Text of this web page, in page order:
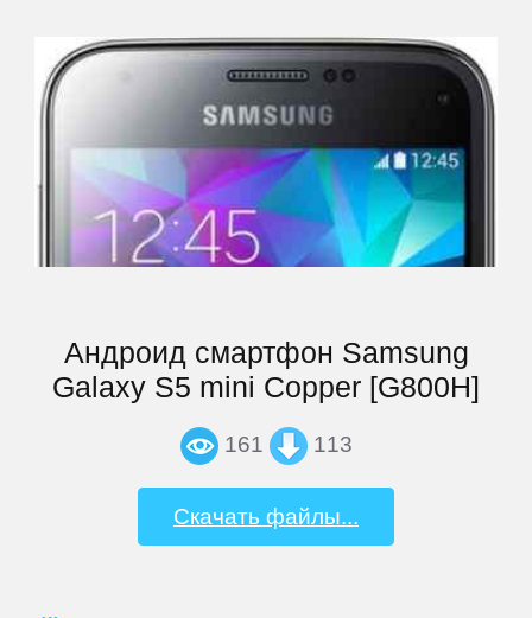
Андроид смартфон Samsung
Galaxy S5 mini Copper [G800H]
161 113
Скачать файлы...
HTC
iconBIT
Impression
inch